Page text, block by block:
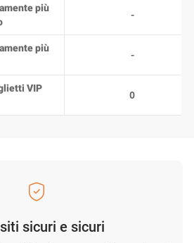
più
-
più
-
VIP
0
sicuri e sicuri